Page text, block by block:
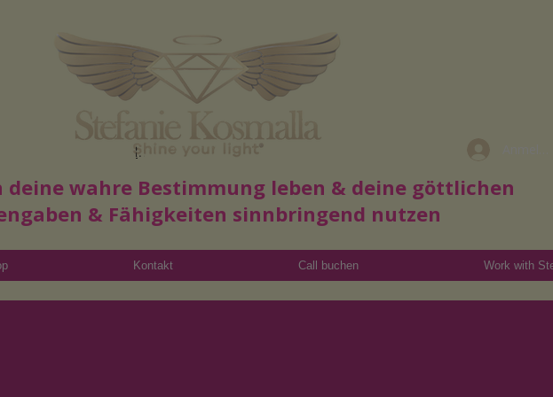
Read More
deine wahre Bestimmung leben & deine göttlichen
& Fähigkeiten sinnbringend nutzen
Kontakt Call buchen Work with